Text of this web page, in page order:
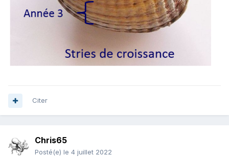
Citer
Chris65
Posté(e) le 4 juillet 2022